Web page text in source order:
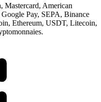
Mastercard, American
Pay, SEPA, Binance
Ethereum, USDT, Litecoin,